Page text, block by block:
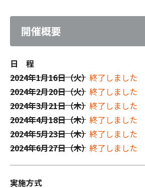
開催概要
日 程
2024年1月16日（火） 終了しました
2024年2月20日（火） 終了しました
2024年3月21日（木） 終了しました
2024年4月18日（木） 終了しました
2024年5月23日（木） 終了しました
2024年6月27日（木） 終了しました
実施方式